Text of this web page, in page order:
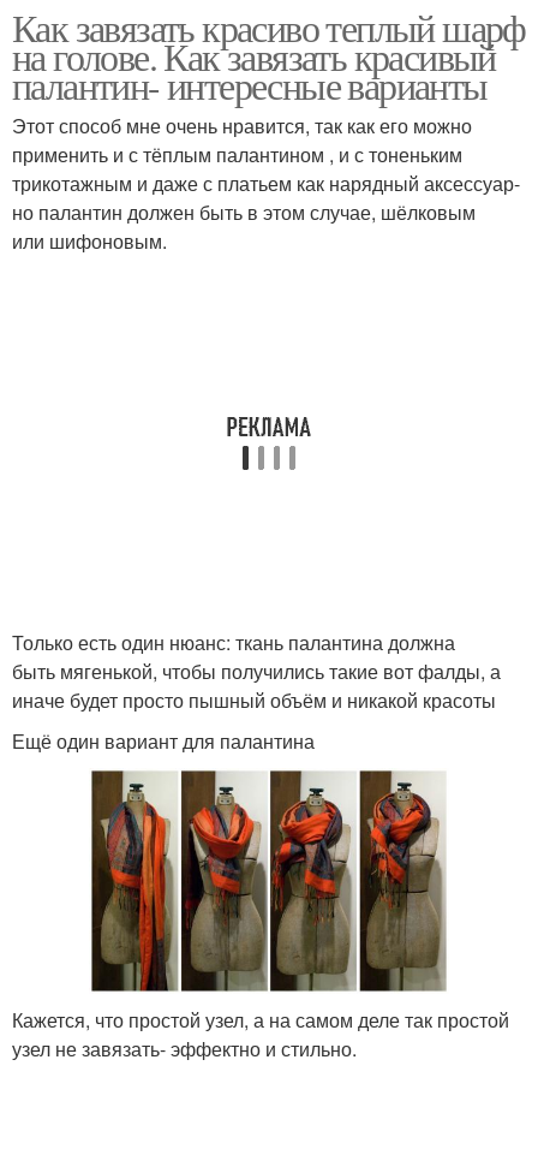
Как завязать красиво теплый шарф
на голове. Как завязать красивый
палантин- интересные варианты
Этот способ мне очень нравится, так как его можно
применить и с тёплым палантином , и с тоненьким
трикотажным и даже с платьем как нарядный аксессуар-
но палантин должен быть в этом случае, шёлковым
или шифоновым.
Только есть один нюанс: ткань палантина должна
быть мягенькой, чтобы получились такие вот фалды, а
иначе будет просто пышный объём и никакой красоты
Ещё один вариант для палантина
Кажется, что простой узел, а на самом деле так простой
узел не завязать- эффектно и стильно.